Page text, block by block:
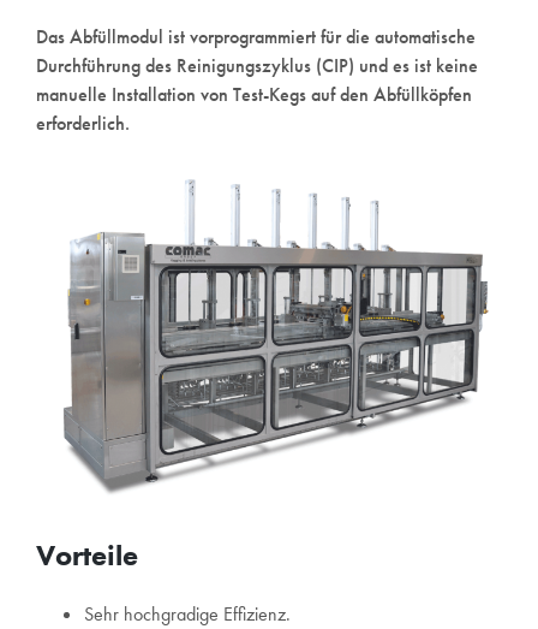
Das Abfüllmodul ist vorprogrammiert für die automatische
Durchführung des Reinigungszyklus (CIP) und es ist keine
manuelle Installation von Test-Kegs auf den Abfüllköpfen
erforderlich.
Vorteile
Sehr hochgradige Effizienz.